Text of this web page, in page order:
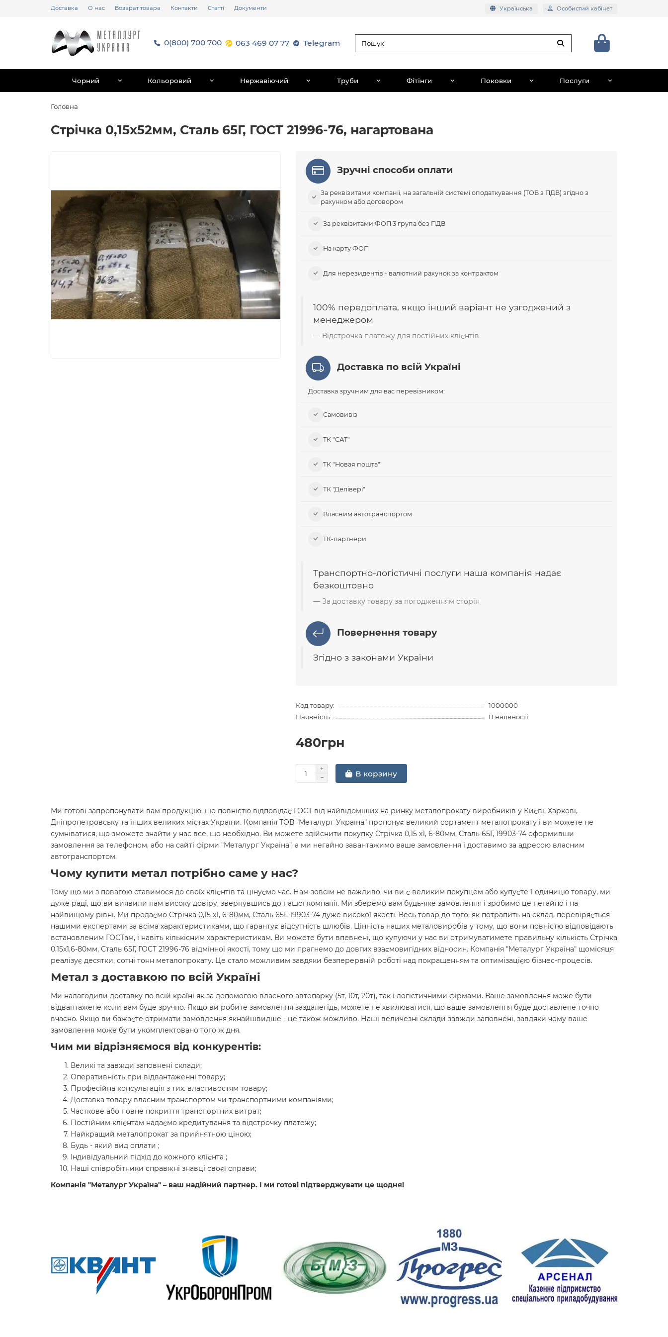
Доставка О нас Возврат товара Контакти Статті Документи Українська Особистий кабінет
0(800) 700 700 063 469 07 77 Telegram
Чорний Кольоровий Нержавіючий Труби Фітінги Поковки Послуги
Головна
Стрічка 0,15х52мм, Сталь 65Г, ГОСТ 21996-76, нагартована
Зручні способи оплати
За реквізитами компанії, на загальній системі оподаткування (ТОВ з ПДВ) згідно з
рахунком або договором
За реквізитами ФОП 3 група без ПДВ
На карту ФОП
Для нерезидентів - валютний рахунок за контрактом
100% передоплата, якщо інший варіант не узгоджений з
менеджером
Відстрочка платежу для постійних клієнтів
Доставка по всій Україні
Доставка зручним для вас перевізником:
Самовивіз​
ТК "САТ"
ТК "Новая пошта"
ТК "Делівері"
Власним автотранспортом
ТК-партнери
Транспортно-логістичні послуги наша компанія надає
безкоштовно
За доставку товару за погодженням сторін
Повернення товару
Згідно з законами України
Код товару:
1000000
Наявність:
В наявності
480грн
В корзину
Ми готові запропонувати вам продукцію, що повністю відповідає ГОСТ від найвідоміших на ринку металопрокату виробників у Києві, Харкові,
Дніпропетровську та інших великих містах України. Компанія ТОВ "Металург Україна" пропонує великий сортамент металопрокату і ви можете не
сумніватися, що зможете знайти у нас все, що необхідно. Ви можете здійснити покупку Стрічка 0,15 х1, 6-80мм, Сталь 65Г, 19903-74 оформивши
замовлення за телефоном, або на сайті фірми "Металург Україна", а ми негайно завантажимо ваше замовлення і доставимо за адресою власним
автотранспортом.
Чому купити метал потрібно саме у нас?
Тому що ми з повагою ставимося до своїх клієнтів та цінуємо час. Нам зовсім не важливо, чи ви є великим покупцем або купуєте 1 одиницю товару, ми
дуже раді, що ви виявили нам високу довіру, звернувшись до нашої компанії. Ми зберемо вам будь-яке замовлення і зробимо це негайно і на
найвищому рівні. Ми продаємо Стрічка 0,15 х1, 6-80мм, Сталь 65Г, 19903-74 дуже високої якості. Весь товар до того, як потрапить на склад, перевіряється
нашими експертами за всіма характеристиками, що гарантує відсутність шлюбів. Цінність наших металовиробів у тому, що вони повністю відповідають
встановленим ГОСТам, і навіть кількісним характеристикам. Ви можете бути впевнені, що купуючи у нас ви отримуватимете правильну кількість Стрічка
0,15х1,6-80мм, Сталь 65Г, ГОСТ 21996-76 відмінної якості, тому що ми прагнемо до довгих взаємовигідних відносин. Компанія "Металург Україна" щомісяця
реалізує десятки, сотні тонн металопрокату. Це стало можливим завдяки безперервній роботі над покращенням та оптимізацією бізнес-процесів.
Метал з доставкою по всій Україні
Ми налагодили доставку по всій країні як за допомогою власного автопарку (5т, 10т, 20т), так і логістичними фірмами. Ваше замовлення може бути
відвантажене коли вам буде зручно. Якщо ви робите замовлення заздалегідь, можете не хвилюватися, що ваше замовлення буде доставлене точно
вчасно. Якщо ви бажаєте отримати замовлення якнайшвидше - це також можливо. Наші величезні склади завжди заповнені, завдяки чому ваше
замовлення може бути укомплектовано того ж дня.
Чим ми відрізняємося від конкурентів:
Великі та завжди заповнені склади;
Оперативність при відвантаженні товару;
Професійна консультація з тих. властивостям товару;
Доставка товару власним транспортом чи транспортними компаніями;
Часткове або повне покриття транспортних витрат;
Постійним клієнтам надаємо кредитування та відстрочку платежу;
Найкращий металопрокат за прийнятною ціною;
Будь - який вид оплати ;
Індивідуальний підхід до кожного клієнта ;
Наші співробітники справжні знавці своєї справи;
Компанія "Металург Україна" – ваш надійний партнер. І ми готові підтверджувати це щодня!